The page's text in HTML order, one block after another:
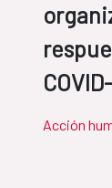
Acción